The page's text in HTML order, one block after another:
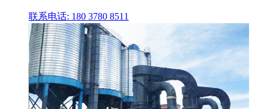
联系电话: 180 3780 8511